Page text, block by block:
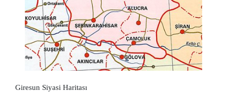
Giresun Siyasi Haritası